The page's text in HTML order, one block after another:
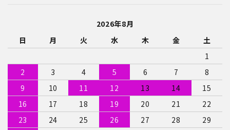
2026年8月
日
月 火 水 木 金
土
1
2
3 4 5 6 7
8
9
10 11 12 13 14
15
16
17 18 19 20 21
22
23
24 25 26 27 28
29